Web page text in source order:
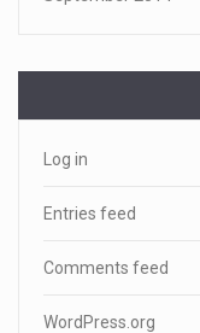
Log in
Entries feed
Comments feed
WordPress.org